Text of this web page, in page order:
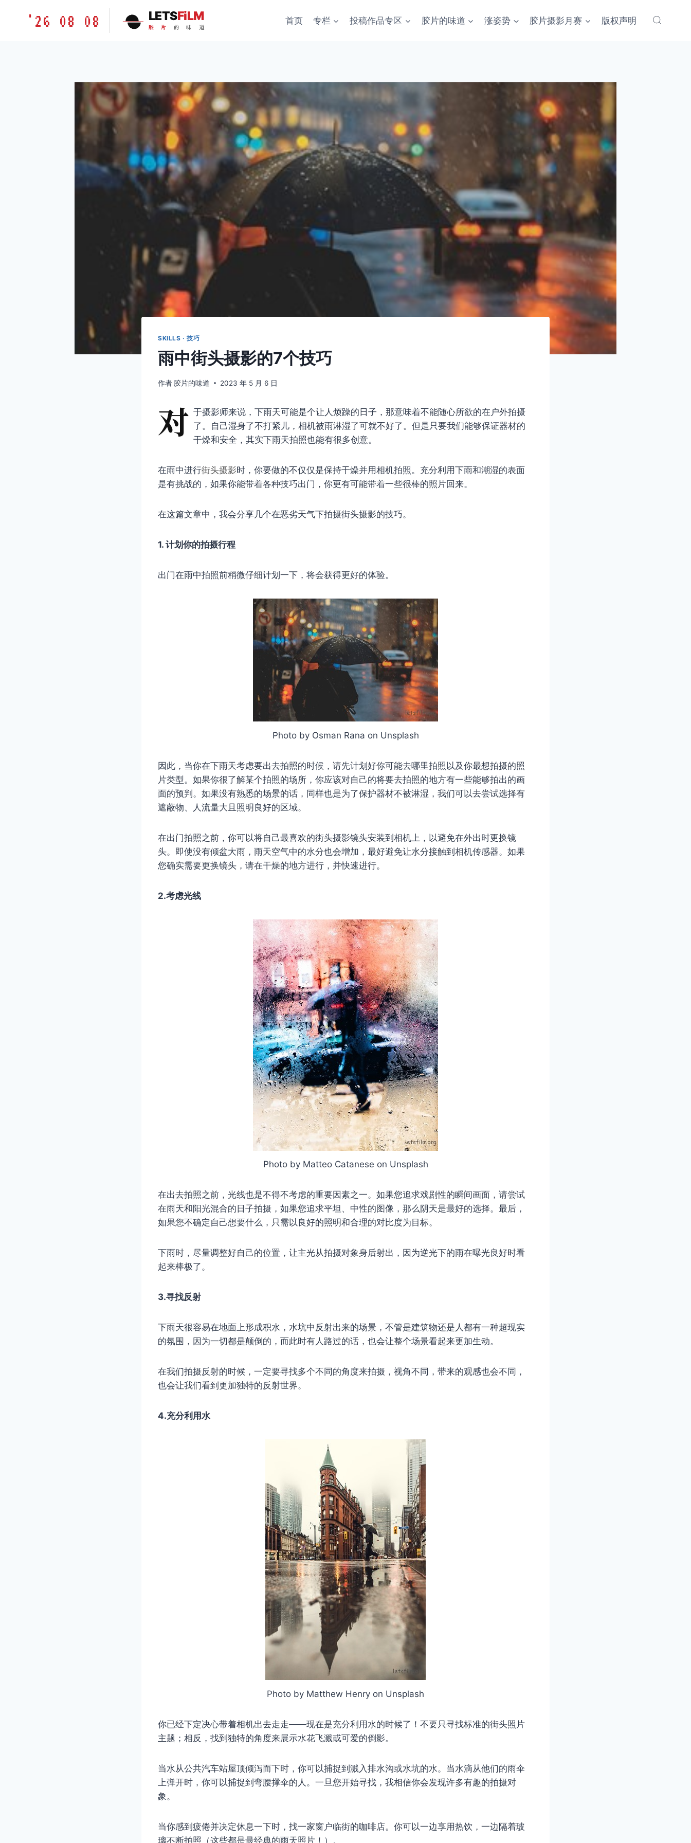
胶'26 08 08 LETSFiLM
胶 片 的 味 道
首页 专栏 投稿作品专区 胶片的味道 涨姿势 胶片摄影月赛 版权声明
SKILLS · 技巧
雨中街头摄影的7个技巧
作者 胶片的味道 2023 年 5 月 6 日
对 于摄影师来说，下雨天可能是个让人烦躁的日子，那意味着不能随心所欲的在户外拍摄
了。自己湿身了不打紧儿，相机被雨淋湿了可就不好了。但是只要我们能够保证器材的
干燥和安全，其实下雨天拍照也能有很多创意。
在雨中进行街头摄影时，你要做的不仅仅是保持干燥并用相机拍照。充分利用下雨和潮湿的表面
是有挑战的，如果你能带着各种技巧出门，你更有可能带着一些很棒的照片回来。
在这篇文章中，我会分享几个在恶劣天气下拍摄街头摄影的技巧。
1. 计划你的拍摄行程
出门在雨中拍照前稍微仔细计划一下，将会获得更好的体验。
Photo by Osman Rana on Unsplash
因此，当你在下雨天考虑要出去拍照的时候，请先计划好你可能去哪里拍照以及你最想拍摄的照
片类型。如果你很了解某个拍照的场所，你应该对自己的将要去拍照的地方有一些能够拍出的画
面的预判。如果没有熟悉的场景的话，同样也是为了保护器材不被淋湿，我们可以去尝试选择有
遮蔽物、人流量大且照明良好的区域。
在出门拍照之前，你可以将自己最喜欢的街头摄影镜头安装到相机上，以避免在外出时更换镜
头。即使没有倾盆大雨，雨天空气中的水分也会增加，最好避免让水分接触到相机传感器。如果
您确实需要更换镜头，请在干燥的地方进行，并快速进行。
2.考虑光线
Photo by Matteo Catanese on Unsplash
在出去拍照之前，光线也是不得不考虑的重要因素之一。如果您追求戏剧性的瞬间画面，请尝试
在雨天和阳光混合的日子拍摄，如果您追求平坦、中性的图像，那么阴天是最好的选择。最后，
如果您不确定自己想要什么，只需以良好的照明和合理的对比度为目标。
下雨时，尽量调整好自己的位置，让主光从拍摄对象身后射出，因为逆光下的雨在曝光良好时看
起来棒极了。
3.寻找反射
下雨天很容易在地面上形成积水，水坑中反射出来的场景，不管是建筑物还是人都有一种超现实
的氛围，因为一切都是颠倒的，而此时有人路过的话，也会让整个场景看起来更加生动。
在我们拍摄反射的时候，一定要寻找多个不同的角度来拍摄，视角不同，带来的观感也会不同，
也会让我们看到更加独特的反射世界。
4.充分利用水
Photo by Matthew Henry on Unsplash
你已经下定决心带着相机出去走走——现在是充分利用水的时候了！不要只寻找标准的街头照片
主题；相反，找到独特的角度来展示水花飞溅或可爱的倒影。
当水从公共汽车站屋顶倾泻而下时，你可以捕捉到溅入排水沟或水坑的水。当水滴从他们的雨伞
上弹开时，你可以捕捉到弯腰撑伞的人。一旦您开始寻找，我相信你会发现许多有趣的拍摄对
象。
当你感到疲倦并决定休息一下时，找一家窗户临街的咖啡店。你可以一边享用热饮，一边隔着玻
璃不断拍照（这些都是最经典的雨天照片！）。